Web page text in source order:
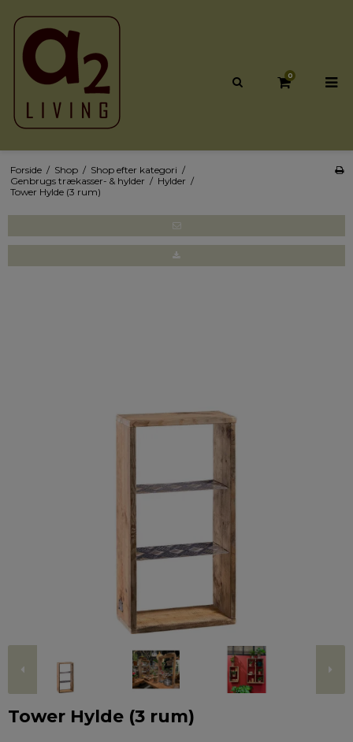
0
Forside / Shop / Shop efter kategori /
Genbrugs trækasser- & hylder / Hylder /
Tower Hylde (3 rum)
Tower Hylde (3 rum)